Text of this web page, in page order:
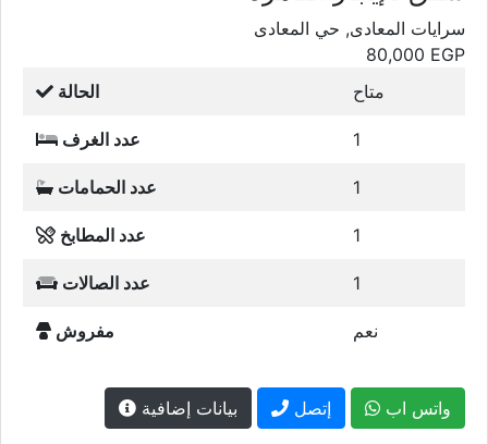
سرايات المعادى, حي المعادى
80,000 EGP
الحالة
متاح
عدد الغرف 1
عدد الحمامات 1
عدد المطابخ 1
عدد الصالات 1
مفروش نعم
بيانات إضافية إتصل واتس اب